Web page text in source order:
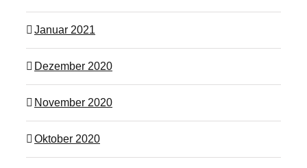
Januar 2021
Dezember 2020
November 2020
Oktober 2020